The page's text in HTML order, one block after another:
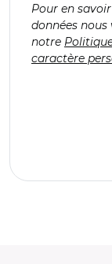
Pour en
données
notre
caractère